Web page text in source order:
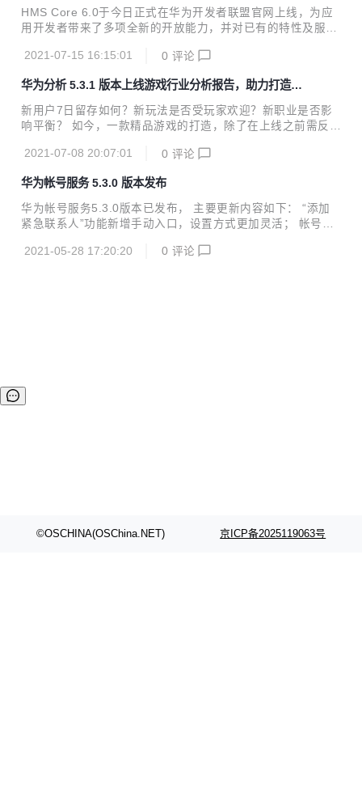
或下钻分析用户付费情况； 新增实时概览：基于ClickHouse
重构实时概览，支持48小时实时流事件对比，可实时查看各渠
等； 受众分析报告增强：支持省份与城市分布、数据导出功能
HMS Core 6.0于今日正式在华为开发者联盟官网上线，为应
用开发者带来了多项全新的开放能力，并对已有的特性及服务
面完成更新升级，开发者可登录华为开发者联盟官网下载使用
络加速等多个优势领域的先进技术进一步开放。在媒体领域，
新增了多媒体管线服务（AV Pipeline Kit），通过音视频开发
框架及视频超分、声音事件检测等插件，帮助开发者解决音视
能力（3D Modeling Kit），为开发者提供基于AI...
2021-07-15 16:15:01 0 评论
华为分析 5.3.1 版本上线游戏行业分析报告，助力打造精
品游戏
新用户7日留存如何？新玩法是否受玩家欢迎？新职业是否影
响平衡？ 如今，一款精品游戏的打造，除了在上线之前需反复
游戏体验，延长游戏生命周期。挖掘运营数据价值，构建丰富
的必要条件。 华为分析推出游戏行业报告与埋点模板 华为分
析5.3.1版本上线游戏行业分析报告，提供完整的MMO、卡牌
类游戏的指标体系搭建，以及对应的埋点模板和代码样例。报
告分为三个部分：核心指标看板、系统玩法监控、玩家及付费
情况分析。 核心指标看板 将运营人员最关心的数据加入核心
2021-07-08 20:07:01 0 评论
华为帐号服务 5.3.0 版本发布
华为帐号服务5.3.0版本已发布， 主要更新内容如下： “添加
紧急联系人”功能新增手动入口，设置方式更加灵活； 帐号安
更新说明可查看新特性介绍
2021-05-28 17:20:20 0 评论
©OSCHINA(OSChina.NET) 京ICP备2025119063号